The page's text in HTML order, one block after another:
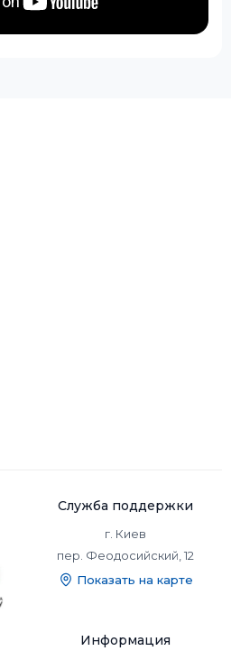
Служба поддержки
г. Киев
пер. Феодосийский, 12
Показать на карте
Информация